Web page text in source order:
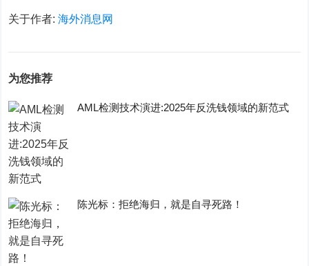
关于作者:海外消息网
为您推荐
AML检测技术演进:2025年反洗钱领域的新范式
陈光标：拒绝海归，就是自寻死路！